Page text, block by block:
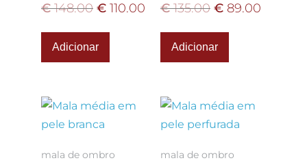
€148.00 € 110.00
Adicionar
€135.00 € 89.00
Adicionar
mala de ombro mala de ombro